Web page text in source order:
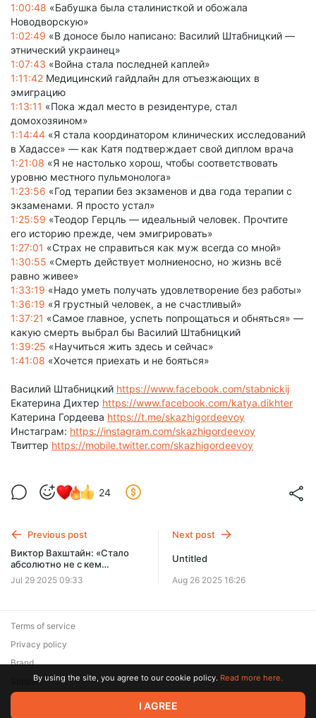
1:00:48 «Бабушка была сталинисткой и обожала
Новодворскую»
1:02:49 «В доносе было написано: Василий Штабницкий —
этнический украинец»
1:07:43 «Война стала последней каплей»
1:11:42 Медицинский гайдлайн для отъезжающих в
эмиграцию
1:13:11 «Пока ждал место в резидентуре, стал
домохозяином»
1:14:44 «Я стала координатором клинических исследований
в Хадассе» — как Катя подтверждает свой диплом врача
1:21:08 «Я не настолько хорош, чтобы соответствовать
уровню местного пульмонолога»
1:23:56 «Год терапии без экзаменов и два года терапии с
экзаменами. Я просто устал»
1:25:59 «Теодор Герцль — идеальный человек. Прочтите
его историю прежде, чем эмигрировать»
1:27:01 «Страх не справиться как муж всегда со мной»
1:30:55 «Смерть действует молниеносно, но жизнь всё
равно живее»
1:33:19 «Надо уметь получать удовлетворение без работы»
1:36:19 «Я грустный человек, а не счастливый»
1:37:21 «Самое главное, успеть попрощаться и обняться» —
какую смерть выбрал бы Василий Штабницкий
1:39:25 «Научиться жить здесь и сейчас»
1:41:08 «Хочется приехать и не бояться»
Василий Штабницкий https://www.facebook.com/stabnickij
Екатерина Дихтер https://www.facebook.com/katya.dikhter
Катерина Гордеева https://t.me/skazhigordeevoy
Инстаграм: https://instagram.com/skazhigordeevoy
Твиттер https://mobile.twitter.com/skazhigordeevoy
24
Previous post
Виктор Вахштайн: «Стало
абсолютно не с кем
разговаривать» // «Скажи
Гордеевой»
Jul 29 2025 09:33
Next post
Untitled
Aug 26 2025 16:26
© 2026 Zaya Solutions Limited. All rights reserved. All trademarks
are the property of their respective owners.
Terms of service
Privacy policy
Brand
SupportBy using the site, you agree to our cookie policy. Read more here.
I AGREE